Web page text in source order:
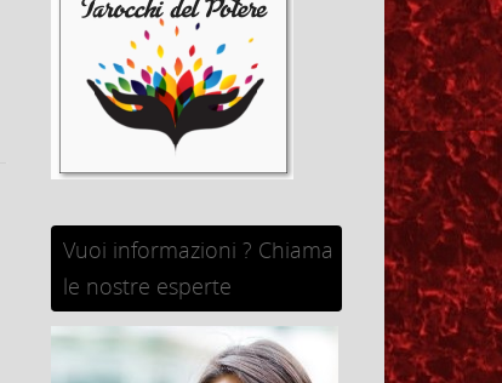
Vuoi informazioni ? Chiama
le nostre esperte